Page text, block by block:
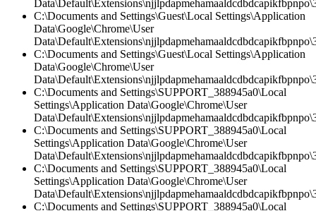
C:\Documents and Settings\Guest\Local Settings\Application
Data\Google\Chrome\User
C:\Documents and Settings\Guest\Local Settings\Application
Data\Google\Chrome\User
C:\Documents and Settings\SUPPORT_388945a0\Local
Settings\Application Data\Google\Chrome\User
C:\Documents and Settings\SUPPORT_388945a0\Local
Settings\Application Data\Google\Chrome\User
C:\Documents and Settings\SUPPORT_388945a0\Local
Settings\Application Data\Google\Chrome\User
C:\Documents and Settings\SUPPORT_388945a0\Local